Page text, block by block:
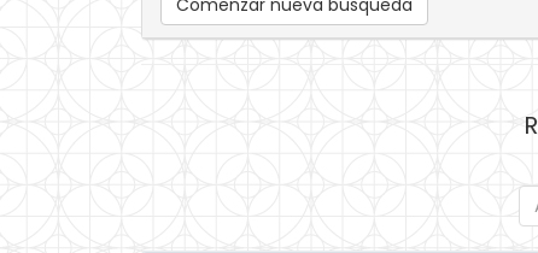
Comenzar nueva busqueda